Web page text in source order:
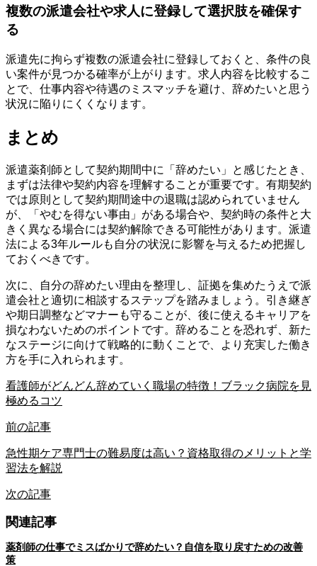
複数の派遣会社や求人に登録して選択肢を確保す
る
派遣先に拘らず複数の派遣会社に登録しておくと、条件の良
い案件が見つかる確率が上がります。求人内容を比較するこ
とで、仕事内容や待遇のミスマッチを避け、辞めたいと思う
状況に陥りにくくなります。
まとめ
派遣薬剤師として契約期間中に「辞めたい」と感じたとき、
まずは法律や契約内容を理解することが重要です。有期契約
では原則として契約期間途中の退職は認められていません
が、「やむを得ない事由」がある場合や、契約時の条件と大
きく異なる場合には契約解除できる可能性があります。派遣
法による3年ルールも自分の状況に影響を与えるため把握し
ておくべきです。
次に、自分の辞めたい理由を整理し、証拠を集めたうえで派
遣会社と適切に相談するステップを踏みましょう。引き継ぎ
や期日調整などマナーも守ることが、後に使えるキャリアを
損なわないためのポイントです。辞めることを恐れず、新た
なステージに向けて戦略的に動くことで、より充実した働き
方を手に入れられます。
看護師がどんどん辞めていく職場の特徴！ブラック病院を見
極めるコツ
前の記事
急性期ケア専門士の難易度は高い？資格取得のメリットと学
習法を解説
次の記事
関連記事
薬剤師の仕事でミスばかりで辞めたい？自信を取り戻すための改善
策